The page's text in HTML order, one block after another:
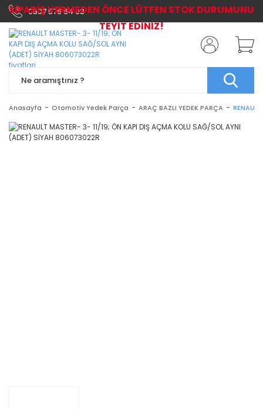
0507 576 64 03
Anasayfa Otomotiv Yedek Parça ARAÇ BAZLI YEDEK PARÇA
SİPARİŞ VERMEDEN ÖNCE LÜTFEN STOK DURUMUNU
TEYİT EDİNİZ!